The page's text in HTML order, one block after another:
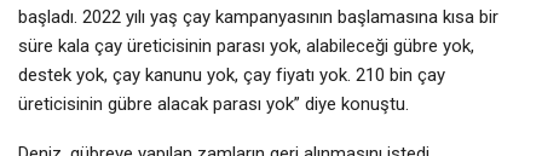
başladı. 2022 yılı yaş çay kampanyasının başlamasına kısa bir
süre kala çay üreticisinin parası yok, alabileceği gübre yok,
destek yok, çay kanunu yok, çay fiyatı yok. 210 bin çay
üreticisinin gübre alacak parası yok” diye konuştu.